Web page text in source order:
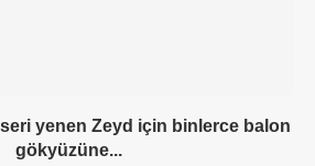
yenen Zeyd için binlerce balon
gökyüzüne...